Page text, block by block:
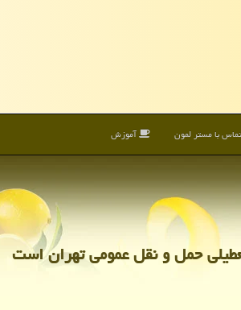
تماس با مستر لمون آموزش
حمل و نقل عمومی تهران است